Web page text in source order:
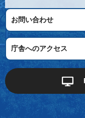
お問い合わせ
庁舎へのアクセス